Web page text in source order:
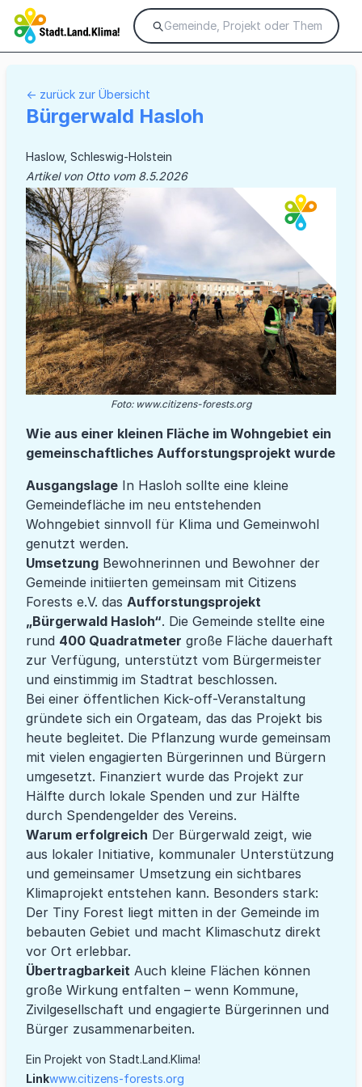
← zurück zur Übersicht
Bürgerwald Hasloh
Haslow, Schleswig-Holstein
Artikel von Otto vom 8.5.2026
Foto: www.citizens-forests.org
Wie aus einer kleinen Fläche im Wohngebiet ein
gemeinschaftliches Aufforstungsprojekt wurde
Ausgangslage In Hasloh sollte eine kleine
Gemeindefläche im neu entstehenden
Wohngebiet sinnvoll für Klima und Gemeinwohl
genutzt werden.
Umsetzung Bewohnerinnen und Bewohner der
Gemeinde initiierten gemeinsam mit Citizens
Forests e.V. das Aufforstungsprojekt
„Bürgerwald Hasloh“. Die Gemeinde stellte eine
rund 400 Quadratmeter große Fläche dauerhaft
zur Verfügung, unterstützt vom Bürgermeister
und einstimmig im Stadtrat beschlossen.
Bei einer öffentlichen Kick-off-Veranstaltung
gründete sich ein Orgateam, das das Projekt bis
heute begleitet. Die Pflanzung wurde gemeinsam
mit vielen engagierten Bürgerinnen und Bürgern
umgesetzt. Finanziert wurde das Projekt zur
Hälfte durch lokale Spenden und zur Hälfte
durch Spendengelder des Vereins.
Warum erfolgreich Der Bürgerwald zeigt, wie
aus lokaler Initiative, kommunaler Unterstützung
und gemeinsamer Umsetzung ein sichtbares
Klimaprojekt entstehen kann. Besonders stark:
Der Tiny Forest liegt mitten in der Gemeinde im
bebauten Gebiet und macht Klimaschutz direkt
vor Ort erlebbar.
Übertragbarkeit Auch kleine Flächen können
große Wirkung entfalten – wenn Kommune,
Zivilgesellschaft und engagierte Bürgerinnen und
Bürger zusammenarbeiten.
Ein Projekt von Stadt.Land.Klima!
Linkwww.citizens-forests.org